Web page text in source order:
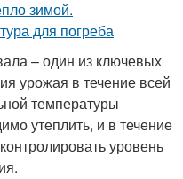
– один из ключевых
урожая в течение всей
температуры
утеплить, и в течение
уровень